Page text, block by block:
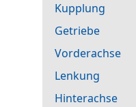
Kupplung
Getriebe
Vorderachse
Lenkung
Hinterachse